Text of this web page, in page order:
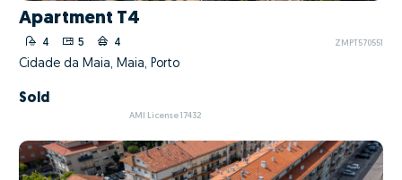
Apartment T4
4 5 4 ZMPT570551
Cidade da Maia, Maia, Porto
Sold
AMI License 17432